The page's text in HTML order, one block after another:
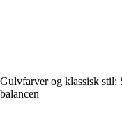
Gulvfarver og klassisk stil:
balancen